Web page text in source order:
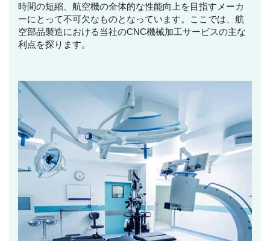
時間の短縮、航空機の全体的な性能向上を目指すメーカ
ーにとって不可欠なものとなっています。ここでは、航
空部品製造における当社のCNC機械加工サービスの主な
利点を探ります。